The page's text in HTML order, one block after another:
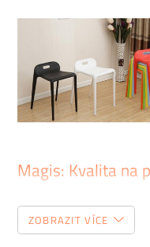
Magis: Kvalita na
Už více než 40 let
prostor neotřelé
ZOBRAZIT VÍCE